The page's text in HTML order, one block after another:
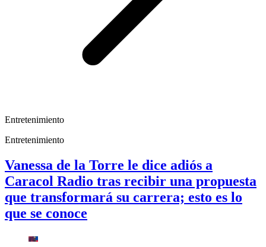
Entretenimiento
Entretenimiento
Vanessa de la Torre le dice adiós a
Caracol Radio tras recibir una propuesta
que transformará su carrera; esto es lo
que se conoce